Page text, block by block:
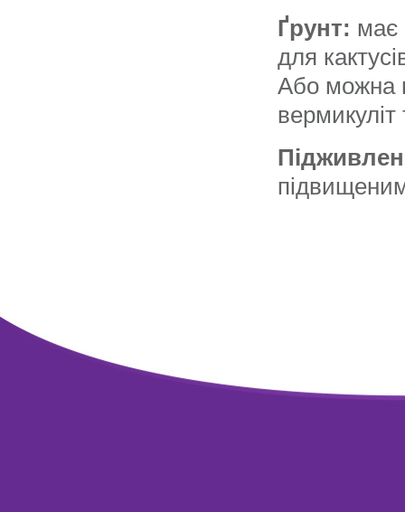
Ґрунт: має
для
Або можна